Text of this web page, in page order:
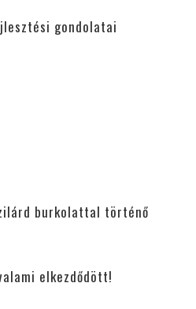
gondolatai
burkolattal történő
elkezdődött!